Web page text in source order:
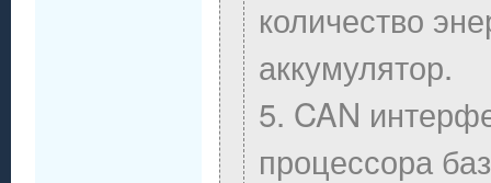
количество
аккумулятор.
5. CAN
процессора